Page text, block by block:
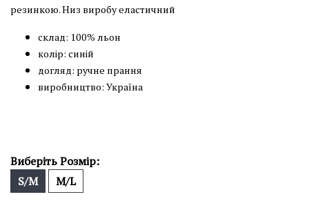
резинкою. Низ виробу еластичний
склад: 100% льон
колір: синій
догляд: ручне прання
виробництво: Україна
Виберіть Розмір:
S/M
M/L